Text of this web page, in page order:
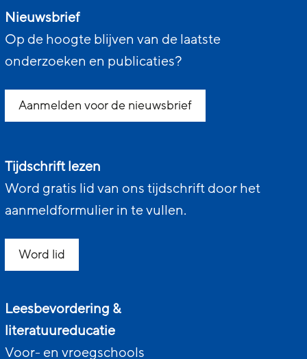
Nieuwsbrief
Op de hoogte blijven van de laatste
onderzoeken en publicaties?
Aanmelden voor de nieuwsbrief
Tijdschrift lezen
Word gratis lid van ons tijdschrift door het
aanmeldformulier in te vullen.
Word lid
Leesbevordering &
literatuureducatie
Voor- en vroegschools